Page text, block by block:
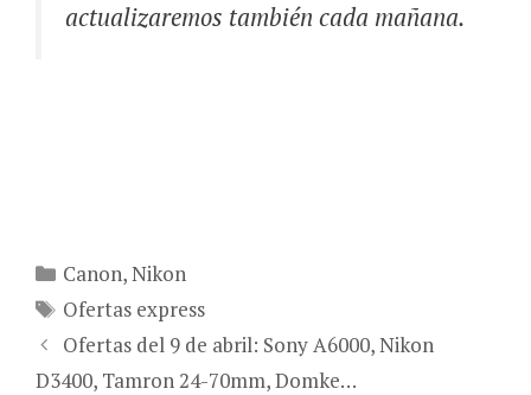
actualizaremos también cada mañana.
Categorías
Canon,Nikon
Etiquetas
Ofertas express
Ofertas del 9 de abril: Sony A6000, Nikon
D3400, Tamron 24-70mm, Domke…